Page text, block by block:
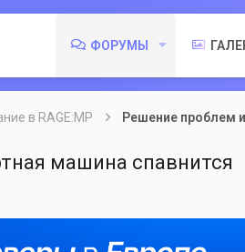
ФОРУМЫ
в RAGE:MP Решение проблем
машина спавнится